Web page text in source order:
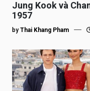
Jung Kook và
1957
by Thai Khang Pham